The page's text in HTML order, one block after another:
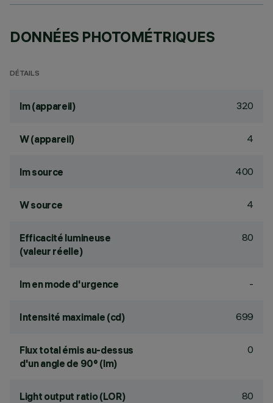
DONNÉES PHOTOMÉTRIQUES
DÉTAILS
lm (appareil) 320
W (appareil) 4
lm source 400
W source 4
Efficacité lumineuse
(valeur réelle)
80
lm en mode d'urgence -
Intensité maximale (cd) 699
Flux total émis au-dessus
d'un angle de 90° (lm)
0
Light output ratio (LOR) 80